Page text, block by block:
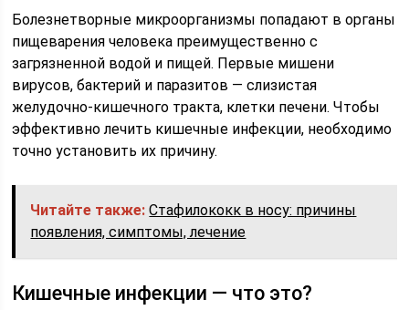
Болезнетворные микроорганизмы попадают в органы
пищеварения человека преимущественно с
загрязненной водой и пищей. Первые мишени
вирусов, бактерий и паразитов — слизистая
желудочно-кишечного тракта, клетки печени. Чтобы
эффективно лечить кишечные инфекции, необходимо
точно установить их причину.
Читайте также: Стафилококк в носу: причины
появления, симптомы, лечение
Кишечные инфекции — что это?